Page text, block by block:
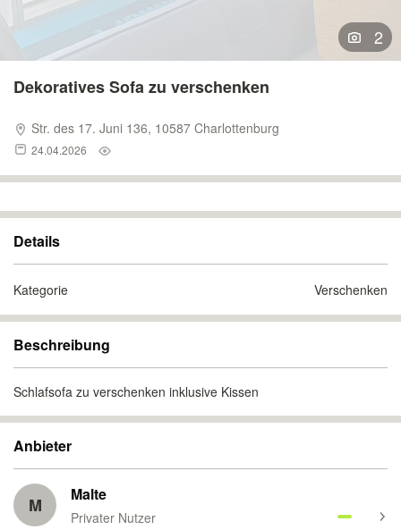
2
Dekoratives Sofa zu verschenken
Str. des 17. Juni 136, 10587 Charlottenburg
24.04.2026
Details
Kategorie Verschenken
Beschreibung
Schlafsofa zu verschenken inklusive Kissen
Anbieter
M Malte
Privater Nutzer